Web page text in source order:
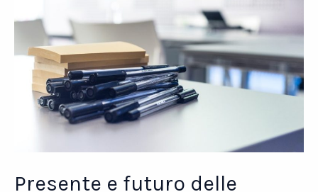
attività
Presente e futuro delle